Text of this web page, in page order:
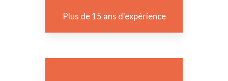
Plus de 15 ans d'expérience